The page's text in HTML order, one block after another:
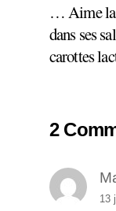
… Aime la
dans ses
carottes
2
13